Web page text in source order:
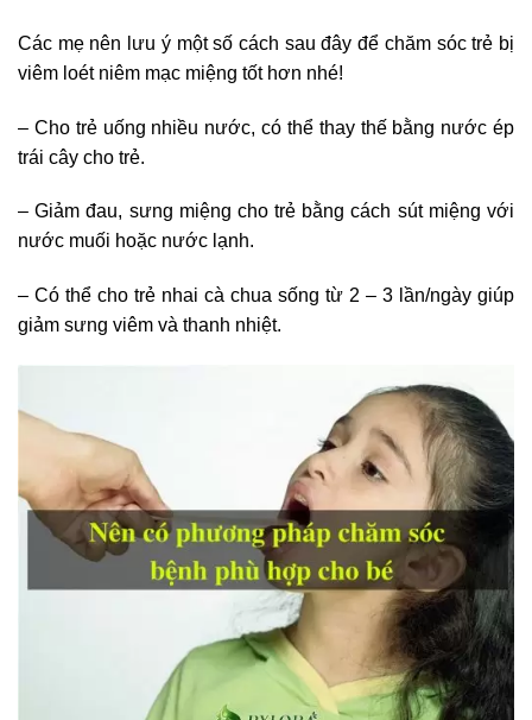
Các mẹ nên lưu ý một số cách sau đây để chăm sóc trẻ bị
viêm loét niêm mạc miệng tốt hơn nhé!
– Cho trẻ uống nhiều nước, có thể thay thế bằng nước ép
trái cây cho trẻ.
– Giảm đau, sưng miệng cho trẻ bằng cách sút miệng với
nước muối hoặc nước lạnh.
– Có thể cho trẻ nhai cà chua sống từ 2 – 3 lần/ngày giúp
giảm sưng viêm và thanh nhiệt.